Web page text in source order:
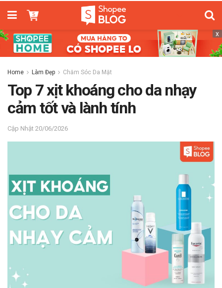
x
Home Làm Đẹp Chăm Sóc Da Mặt
Top 7 xịt khoáng cho da nhạy
cảm tốt và lành tính
20/06/2026